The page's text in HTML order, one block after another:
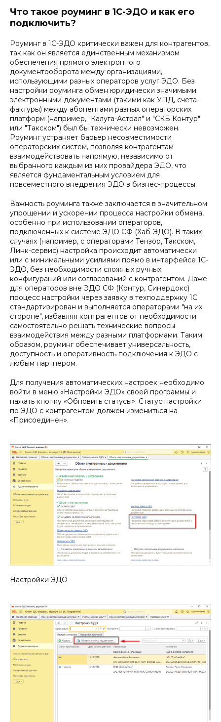
Что такое роуминг в 1С-ЭДО и как его
подключить?
Роуминг в 1С-ЭДО критически важен для контрагентов,
так как он является единственным механизмом
обеспечения прямого электронного
документооборота между организациями,
использующими разных операторов услуг ЭДО. Без
настройки роуминга обмен юридически значимыми
электронными документами (такими как УПД, счета-
фактуры) между абонентами разных операторских
платформ (например, "Калуга-Астрал" и "СКБ Контур"
или "Такском") был бы технически невозможен.
Роуминг устраняет барьер несовместимости
операторских систем, позволяя контрагентам
взаимодействовать напрямую, независимо от
выбранного каждым из них провайдера ЭДО, что
является фундаментальным условием для
повсеместного внедрения ЭДО в бизнес-процессы.
Важность роуминга также заключается в значительном
упрощении и ускорении процесса настройки обмена,
особенно при использовании операторов,
подключенных к системе ЭДО СФ (Хаб-ЭДО). В таких
случаях (например, с операторами Тензор, Такском,
Линк-сервис) настройка происходит автоматически
или с минимальными усилиями прямо в интерфейсе 1С-
ЭДО, без необходимости сложных ручных
конфигураций или согласований с контрагентом. Даже
для операторов вне ЭДО СФ (Контур, Синердокс)
процесс настройки через заявку в техподдержку 1С
стандартизирован и выполняется операторами "на их
стороне", избавляя контрагентов от необходимости
самостоятельно решать технические вопросы
взаимодействия между разными платформами. Таким
образом, роуминг обеспечивает универсальность,
доступность и оперативность подключения к ЭДО с
любым партнером.
Для получения автоматических настроек необходимо
войти в меню «Настройки ЭДО» своей программы и
нажать кнопку «Обновить статусы». Статус настройки
по ЭДО с контрагентом должен измениться на
«Присоединен».
Настройки ЭДО